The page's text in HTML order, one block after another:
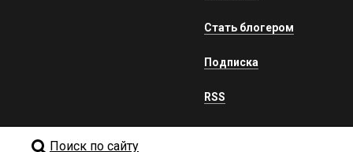
Стать блогером
Подписка
RSS
Поиск по сайту